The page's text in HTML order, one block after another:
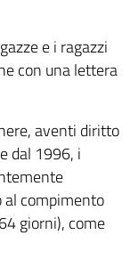
e i ragazzi
con una lettera
aventi diritto
dal 1996, i
compimento
giorni), come